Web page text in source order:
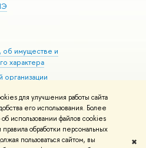
для улучшения работы сайта
его использования. Более
использовании файлов cookies
обработки персональных
пользоваться сайтом, вы
✖
об имуществе и
характера
здоровья